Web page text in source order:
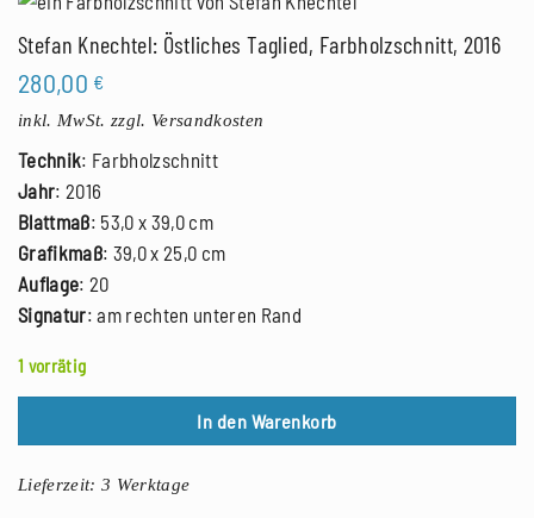
Stefan Knechtel: Östliches Taglied, Farbholzschnitt, 2016
280,00 €
inkl. MwSt. zzgl. Versandkosten
Technik: Farbholzschnitt
Jahr: 2016
Blattmaß: 53,0 x 39,0 cm
Grafikmaß: 39,0 x 25,0 cm
Auflage: 20
Signatur: am rechten unteren Rand
1 vorrätig
In den Warenkorb
Lieferzeit:3 Werktage